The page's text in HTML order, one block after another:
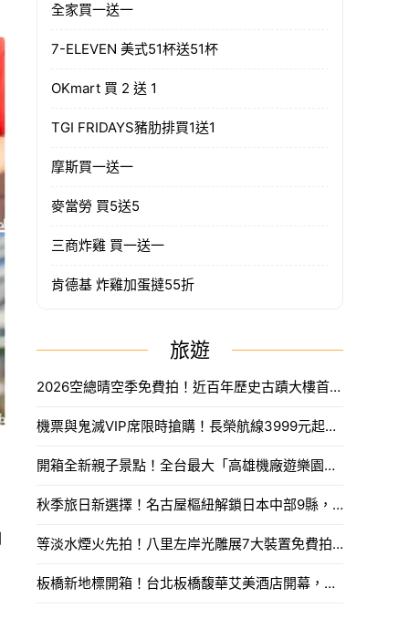
全家買一送一
7-ELEVEN 美式51杯送51杯
OKmart 買 2 送 1
TGI FRIDAYS豬肋排買1送1
摩斯買一送一
麥當勞 買5送5
三商炸雞 買一送一
肯德基 炸雞加蛋撻55折
旅遊
2026空總晴空季免費拍！近百年歷史古蹟大樓首度開放，沈浸式光影藝術、星空劇場。
機票與鬼滅VIP席限時搶購！長榮航線3999元起，中信兄弟主題套票8月7日開賣攻略。
開箱全新親子景點！全台最大「高雄機廠遊樂園區」8/8開幕，攀岩場、戲水區30項設施免費玩。
秋季旅日新選擇！名古屋樞紐解鎖日本中部9縣，搶先預訂父親節孝親賞楓之旅。
等淡水煙火先拍！八里左岸光雕展7大裝置免費拍，新北夏日浪漫旅遊。
板橋新地標開箱！台北板橋馥華艾美酒店開幕，高空泳池與絕美酒吧亮點一次看。